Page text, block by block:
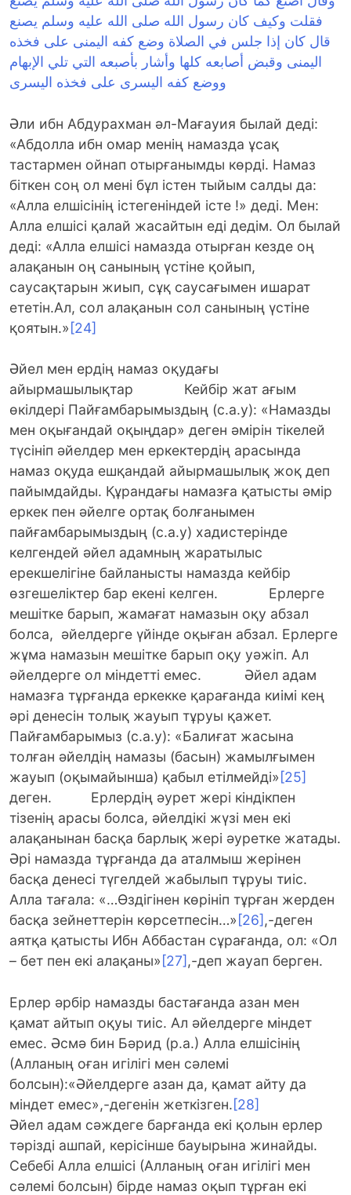
فقلت وكيف كان رسول الله صلى الله عليه وسلم يصنع
قال كان إذا جلس في الصلاة وضع كفه اليمنى على فخذه
اليمنى وقبض أصابعه كلها وأشار بأصبعه التي تلي الإبهام
ووضع كفه اليسرى على فخذه اليسرى
Әли ибн Абдурахман әл-Мағауия былай деді:
«Абдолла ибн омар менің намазда ұсақ
тастармен ойнап отырғанымды көрді. Намаз
біткен соң ол мені бұл істен тыйым салды да:
«Алла елшісінің істегеніндей істе !» деді. Мен:
Алла елшісі қалай жасайтын еді дедім. Ол былай
деді: «Алла елшісі намазда отырған кезде оң
алақанын оң санының үстіне қойып,
саусақтарын жиып, сұқ саусағымен ишарат
ететін.Ал, сол алақанын сол санының үстіне
қоятын.»[24]
Әйел мен ердің намаз оқудағы
айырмашылықтар Кейбір жат ағым
өкілдері Пайғамбарымыздың (с.а.у): «Намазды
мен оқығандай оқыңдар» деген әмірін тікелей
түсініп әйелдер мен еркектердің арасында
намаз оқуда ешқандай айырмашылық жоқ деп
пайымдайды. Құрандағы намазға қатысты әмір
еркек пен әйелге ортақ болғанымен
пайғамбарымыздың (с.а.у) хадистерінде
келгендей әйел адамның жаратылыс
ерекшелігіне байланысты намазда кейбір
өзгешеліктер бар екені келген. Ерлерге
мешітке барып, жамағат намазын оқу абзал
болса, әйелдерге үйінде оқыған абзал. Ерлерге
жұма намазын мешітке барып оқу уәжіп. Ал
әйелдерге ол міндетті емес. Әйел адам
намазға тұрғанда еркекке қарағанда киімі кең
әрі денесін толық жауып тұруы қажет.
Пайғамбарымыз (с.а.у): «Балиғат жасына
толған әйелдің намазы (басын) жамылғымен
жауып (оқымайынша) қабыл етілмейді» [25]
деген. Ерлердің әурет жері кіндікпен
тізенің арасы болса, әйелдікі жүзі мен екі
алақанынан басқа барлық жері әуретке жатады.
Әрі намазда тұрғанда да аталмыш жерінен
басқа денесі түгелдей жабылып тұруы тиіс.
Алла тағала: «…Өздігінен көрініп тұрған жерден
басқа зейнеттерін көрсетпесін…» [26] ,-деген
аятқа қатысты Ибн Аббастан сұрағанда, ол: «Ол
– бет пен екі алақаны» [27] ,-деп жауап берген.
Ерлер әрбір намазды бастағанда азан мен
қамат айтып оқуы тиіс. Ал әйелдерге міндет
емес. Әсмә бин Бәрид (р.а.) Алла елшісінің
(Алланың оған игілігі мен сәлемі
болсын):«Әйелдерге азан да, қамат айту да
міндет емес»,-дегенін жеткізген.[28]
Әйел адам сәждеге барғанда екі қолын ерлер
тәрізді ашпай, керісінше бауырына жинайды.
Себебі Алла елшісі (Алланың оған игілігі мен
сәлемі болсын) бірде намаз оқып тұрған екі